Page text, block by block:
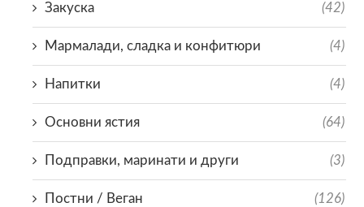
Закуска (42)
Мармалади, сладка и конфитюри (4)
Напитки (4)
Основни ястия (64)
Подправки, маринати и други (3)
Постни / Веган (126)